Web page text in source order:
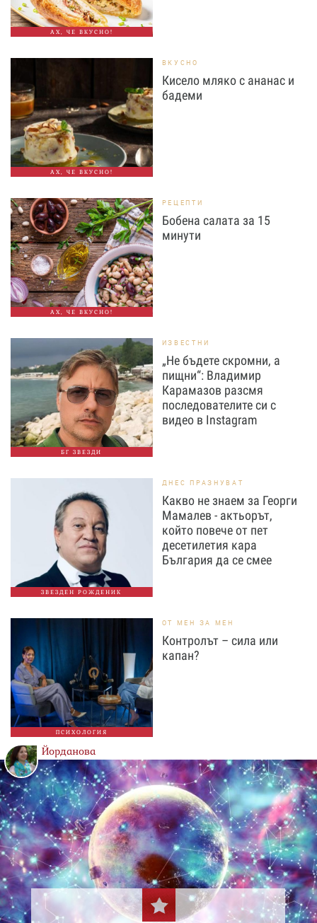
АХ, ЧЕ ВКУСНО!
АХ, ЧЕ ВКУСНО!
ВКУСНО
Кисело мляко с ананас и
бадеми
АХ, ЧЕ ВКУСНО!
РЕЦЕПТИ
Бобена салата за 15
минути
БГ ЗВЕЗДИ
ИЗВЕСТНИ
„Не бъдете скромни, а
пищни“: Владимир
Карамазов разсмя
последователите си с
видео в Instagram
ЗВЕЗДЕН РОЖДЕНИК
ДНЕС ПРАЗНУВАТ
Какво не знаем за Георги
Мамалев - актьорът,
който повече от пет
десетилетия кара
България да се смее
ПСИХОЛОГИЯ
ОТ МЕН ЗА МЕН
Контролът – сила или
капан?
Йорданова